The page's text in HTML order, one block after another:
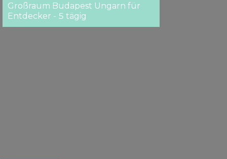
Großraum Budapest Ungarn für
Entdecker - 5 tägig